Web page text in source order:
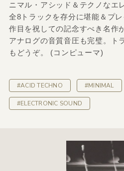
ニマル・アシッド＆テクノなエ
全8トラックを存分に堪能＆プ
作目を祝しての記念すべき名作
アナログの音質音圧も完璧。ト
もどうぞ。 (コンピューマ)
#ACID TECHNO #MINIMAL
#ELECTRONIC SOUND